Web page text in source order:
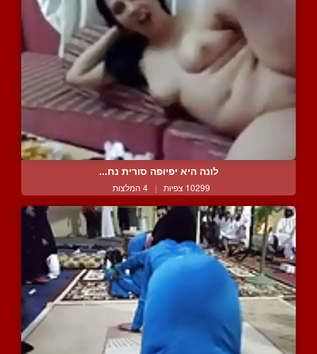
לונה היא יפיופה סורית נח...
10299 צפיות | 4 המלצות